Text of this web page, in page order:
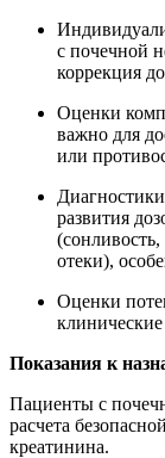
с почечной
коррекция
Оценки
важно для
или
развития
отеки),
Оценки
Показания к
Пациенты с
расчета
креатинина.